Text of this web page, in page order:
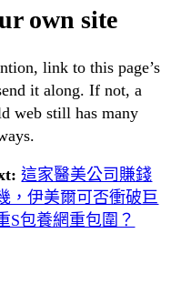
own site
link to this page’s
it along. If not, a
web still has many
這家醫美公司賺錢
，伊美爾可否衝破巨
S包養網重包圍？